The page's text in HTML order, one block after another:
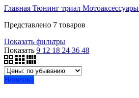
Главная Тюнинг триал Мотоаксессуары
Представлено 7 товаров
Показать фильтры
Показать 9 12 18 24 36 48
Новинка